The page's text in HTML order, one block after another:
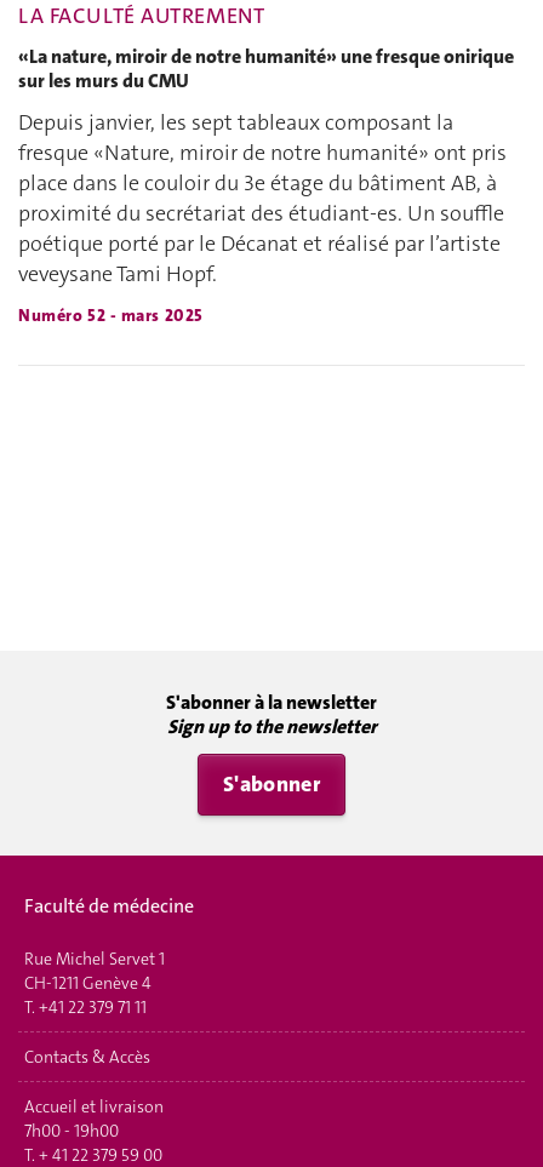
LA FACULTÉ AUTREMENT
«La nature, miroir de notre humanité» une fresque onirique
sur les murs du CMU
Depuis janvier, les sept tableaux composant la
fresque «Nature, miroir de notre humanité» ont pris
place dans le couloir du 3e étage du bâtiment AB, à
proximité du secrétariat des étudiant-es. Un souffle
poétique porté par le Décanat et réalisé par l’artiste
veveysane Tami Hopf.
Numéro 52 - mars 2025
S'abonner à la newsletter
Sign up to the newsletter
S'abonner
Faculté de médecine
Rue Michel Servet 1
CH-1211 Genève 4
T. +41 22 379 71 11
Contacts & Accès
Accueil et livraison
7h00 - 19h00
T. + 41 22 379 59 00